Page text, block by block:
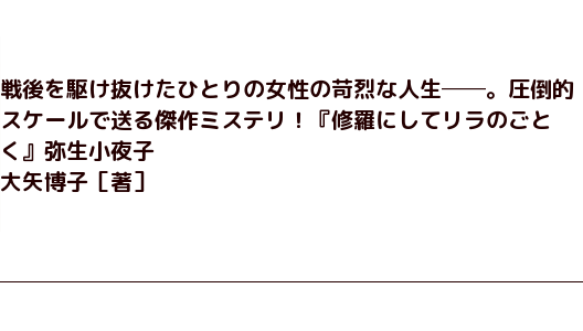
戦後を駆け抜けたひとりの女性の苛烈な人生──。圧倒的
スケールで送る傑作ミステリ！『修羅にしてリラのごと
く』弥生小夜子
大矢博子［著］